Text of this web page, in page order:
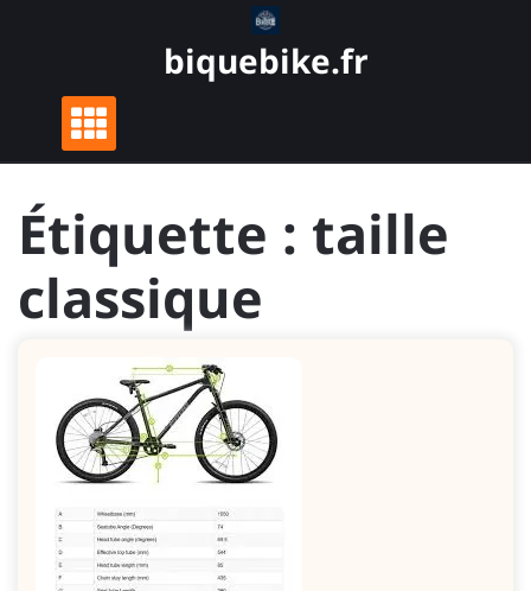
biquebike.fr
Étiquette : taille
classique